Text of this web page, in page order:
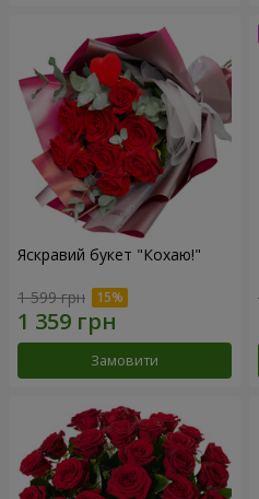
Яскравий букет "Кохаю!"
1 599 грн
Замовити